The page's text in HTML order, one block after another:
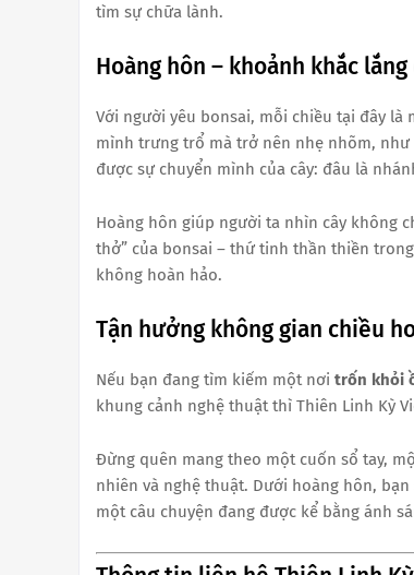
tìm sự chữa lành.
Hoàng hôn – khoảnh khắc
Với người yêu bonsai, mỗi chiều tại đây là
mình trưng trổ mà trở nên nhẹ nhõm, như
được sự chuyển mình của cây: đâu là
Hoàng hôn giúp người ta nhìn cây không
thở” của bonsai – thứ tinh thần thiền
không hoàn hảo.
Tận hưởng không gian chiều
Nếu bạn đang tìm kiếm một nơi trốn khỏi
khung cảnh nghệ thuật thì Thiên Linh Kỳ
Đừng quên mang theo một cuốn sổ tay,
nhiên và nghệ thuật. Dưới hoàng hôn,
một câu chuyện đang được kể bằng ánh